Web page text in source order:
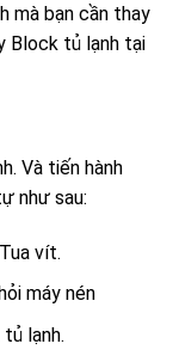
mà bạn cần thay
Block tủ lạnh tại
Và tiến hành
như sau:
vít.
máy nén
lạnh.